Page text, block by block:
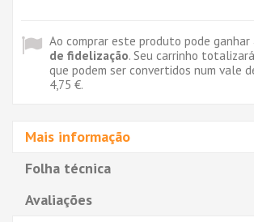
Ao comprar este produto pode ganhar
de fidelização. Seu carrinho totalizará
que podem ser convertidos num vale
4,75 €.
Mais informação
Folha técnica
Avaliações